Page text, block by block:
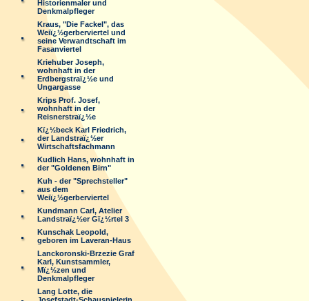
Historienmaler und
Denkmalpfleger
Kraus, "Die Fackel", das
Weiï¿½gerberviertel und
seine Verwandtschaft im
Fasanviertel
Kriehuber Joseph,
wohnhaft in der
Erdbergstraï¿½e und
Ungargasse
Krips Prof. Josef,
wohnhaft in der
Reisnerstraï¿½e
Kï¿½beck Karl Friedrich,
der Landstraï¿½er
Wirtschaftsfachmann
Kudlich Hans, wohnhaft in
der "Goldenen Birn"
Kuh - der "Sprechsteller"
aus dem
Weiï¿½gerberviertel
Kundmann Carl, Atelier
Landstraï¿½er Gï¿½rtel 3
Kunschak Leopold,
geboren im Laveran-Haus
Lanckoronski-Brzezie Graf
Karl, Kunstsammler,
Mï¿½zen und
Denkmalpfleger
Lang Lotte, die